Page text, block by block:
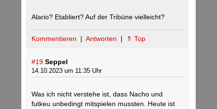
Alario? Etabliert? Auf der Tribüne vielleicht?
Kommentieren | Antworten | ⇑ Top
#19 Seppel
14.10.2023 um 11:35 Uhr
Was ich nicht verstehe ist, dass Nacho und
futkeu unbedingt mitspielen mussten. Heute ist